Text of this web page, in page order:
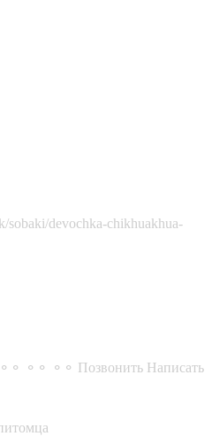
sobaki/devochka-chikhuakhua-
⚬⚬ ⚬⚬ Позвонить Написать